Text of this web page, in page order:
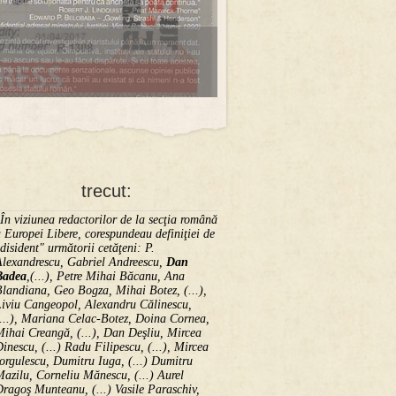
trecut:
viziunea redactorilor de la secţia română
Europei Libere, corespundeau definiţiei de
următorii ce­tă­ţeni: P.
Gabriel Andreescu, Dan
,(...), Petre Mihai Băcanu, Ana
Geo Bogza, Mihai Botez, (...),
Cangeopol, Alexandru Călinescu,
Mariana Celac-Botez, Doina Cornea,
Creangă, (...), Dan Deşliu, Mircea
(...) Radu Filipescu, (...), Mircea
Dumitru Iuga, (...) Dumitru
Corneliu Mănescu, (...) Aurel
Munteanu, (...) Vasile Paraschiv,